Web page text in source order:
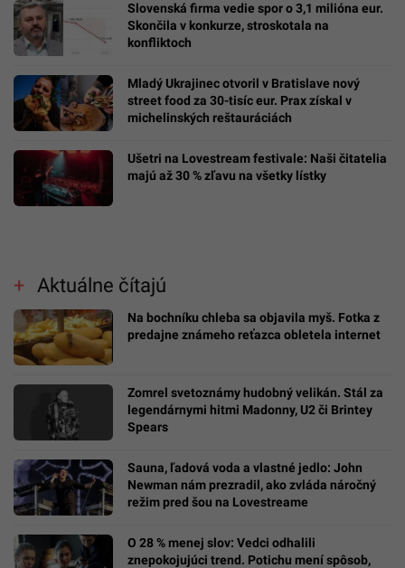
Slovenská firma vedie spor o 3,1 milióna eur.
Skončila v konkurze, stroskotala na
konfliktoch
Mladý Ukrajinec otvoril v Bratislave nový
street food za 30-tisíc eur. Prax získal v
michelinských reštauráciách
Ušetri na Lovestream festivale: Naši čitatelia
majú až 30 % zľavu na všetky lístky
Aktuálne čítajú
Na bochníku chleba sa objavila myš. Fotka z
predajne známeho reťazca obletela internet
Zomrel svetoznámy hudobný velikán. Stál za
legendárnymi hitmi Madonny, U2 či Brintey
Spears
Sauna, ľadová voda a vlastné jedlo: John
Newman nám prezradil, ako zvláda náročný
režim pred šou na Lovestreame
O 28 % menej slov: Vedci odhalili
znepokojujúci trend. Potichu mení spôsob,